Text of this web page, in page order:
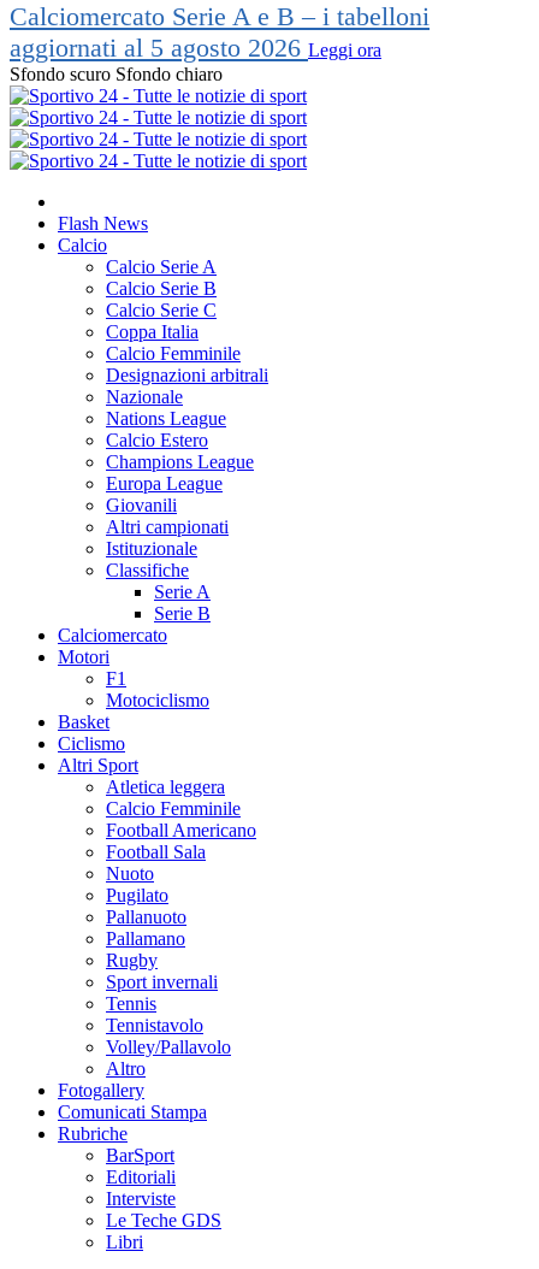
Calciomercato Serie A e B – i tabelloni
aggiornati al 5 agosto 2026 Leggi ora
Sfondo scuro Sfondo chiaro
Flash News
Calcio
Calcio Serie A
Calcio Serie B
Calcio Serie C
Coppa Italia
Calcio Femminile
Designazioni arbitrali
Nazionale
Nations League
Calcio Estero
Champions League
Europa League
Giovanili
Altri campionati
Istituzionale
Classifiche
Serie A
Serie B
Calciomercato
Motori
F1
Motociclismo
Basket
Ciclismo
Altri Sport
Atletica leggera
Calcio Femminile
Football Americano
Football Sala
Nuoto
Pugilato
Pallanuoto
Pallamano
Rugby
Sport invernali
Tennis
Tennistavolo
Volley/Pallavolo
Altro
Fotogallery
Comunicati Stampa
Rubriche
BarSport
Editoriali
Interviste
Le Teche GDS
Libri